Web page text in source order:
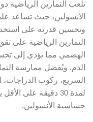
تلعب التمارين
الأنسولين، حيث تساعد
وتحسين قدرته على
التمارين الرياضية على
الهضمي مما يؤدي إلى
الدم. ويُفضل ممارسة
السريع، ركوب الدراجات،
لمدة 30 دقيقة على
حساسية الأنسولين.